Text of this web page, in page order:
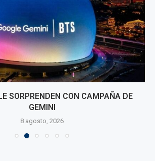
SORPRENDEN CON CAMPAÑA DE
GEMINI
8 agosto, 2026